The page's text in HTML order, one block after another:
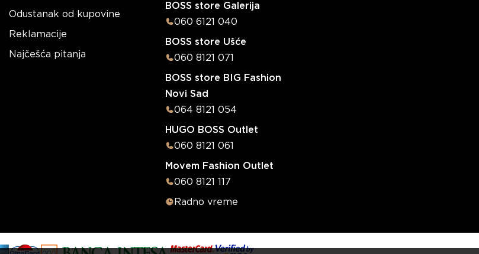
Odustanak od kupovine
Reklamacije
Najčešća pitanja
BOSS store Galerija
060 6121 040
BOSS store Ušće
060 8121 071
BOSS store BIG Fashion
Novi Sad
064 8121 054
HUGO BOSS Outlet
060 8121 061
Movem Fashion Outlet
060 8121 117
Radno vreme